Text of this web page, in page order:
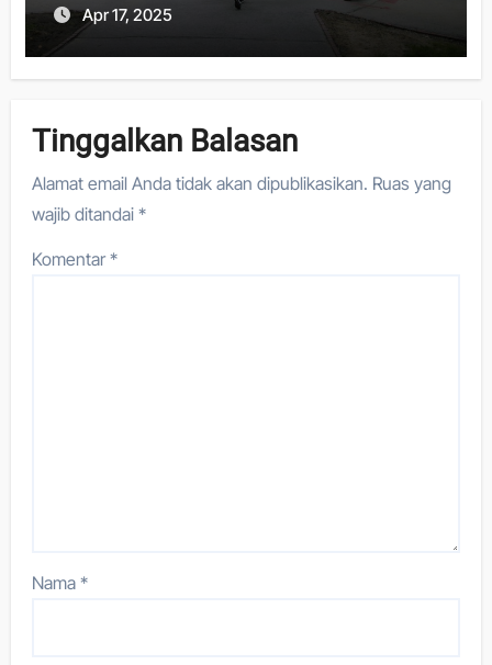
Apr 17, 2025
Tinggalkan Balasan
Alamat email Anda tidak akan dipublikasikan. Ruas yang
wajib ditandai*
Komentar*
Nama*